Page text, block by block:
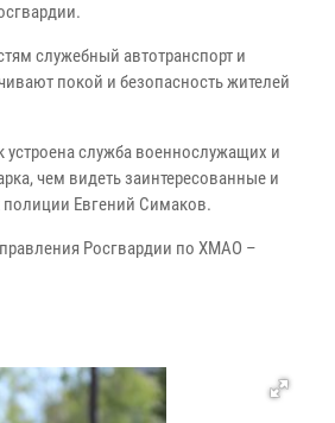
служебный автотранспорт и
покой и безопасность жителей
служба военнослужащих и
чем видеть заинтересованные и
Евгений Симаков.
Росгвардии по ХМАО –